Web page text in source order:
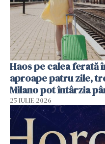
Haos pe calea ferată
aproape patru zile,
Milano pot întârzia
25 IULIE 2026